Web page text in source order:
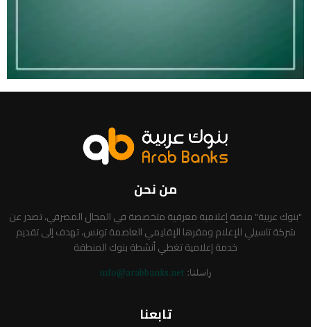
من نحن
"بنوك عربية" منصة إعلامية معرفية متخصصة في المجال المصرفي، تصدر عن
شركة تاسيلي للإعلام ومقرها الإقليمي العاصمة تونس، تهدف إلى تقديم
خدمة إعلامية تغطي أنشطة بنوك المنطقة
راسلنا: info@arabbanks.net
تابعنا